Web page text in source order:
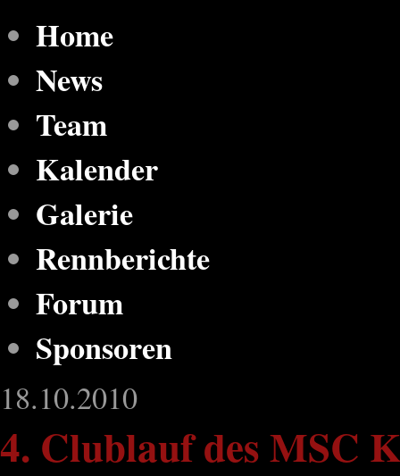
Home
News
Team
Kalender
Galerie
Rennberichte
Forum
Sponsoren
18.10.2010
4. Clublauf des MSC